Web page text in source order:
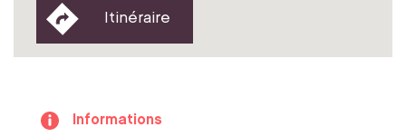
Itinéraire
Informations